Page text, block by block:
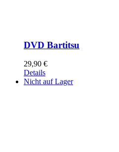
DVD Bartitsu
29,90 €
Details
Nicht auf Lager